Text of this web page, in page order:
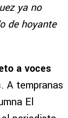
ya no
de hoyante
a voces
. A tempranas
El